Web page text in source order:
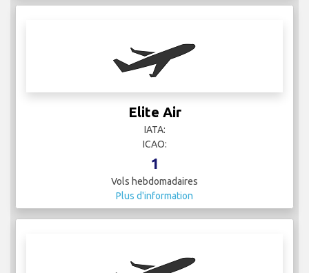
Elite Air
IATA:
ICAO:
1
Vols hebdomadaires
Plus d'information